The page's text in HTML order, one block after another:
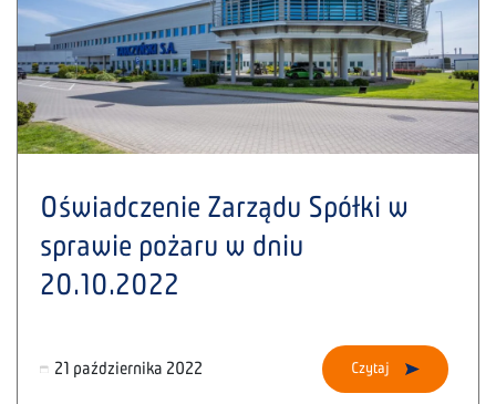
Oświadczenie Zarządu Spółki w
sprawie pożaru w dniu
20.10.2022
21 października 2022 Czytaj